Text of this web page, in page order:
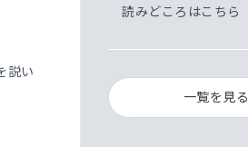
説い
読みどころはこちら
一覧を見る